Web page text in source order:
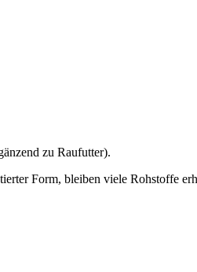
zu Raufutter).
Form, bleiben viele Rohstoffe